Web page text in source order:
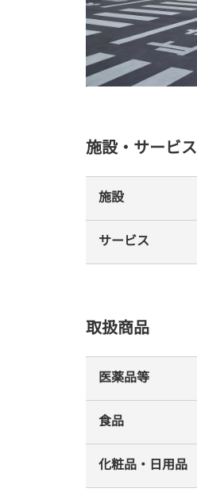
施設・サービス
施設
サービス
取扱商品
医薬品等
食品
化粧品・日用品